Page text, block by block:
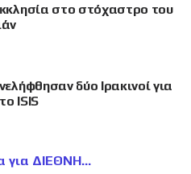
στο στόχαστρο του
δύο Ιρακινοί για
ISIS
για ΔΙΕΘΝΗ